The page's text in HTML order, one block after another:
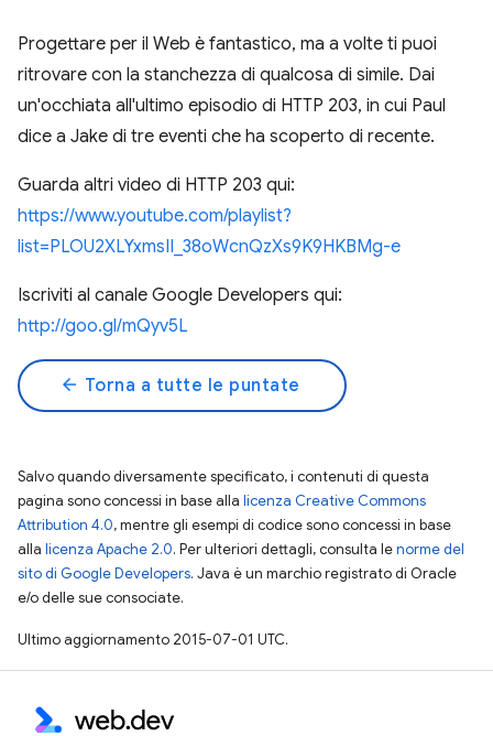
Progettare per il Web è fantastico, ma a volte ti puoi
ritrovare con la stanchezza di qualcosa di simile. Dai
un'occhiata all'ultimo episodio di HTTP 203, in cui Paul
dice a Jake di tre eventi che ha scoperto di recente.
Guarda altri video di HTTP 203 qui:
https://www.youtube.com/playlist?
list=PLOU2XLYxmsII_38oWcnQzXs9K9HKBMg-e
Iscriviti al canale Google Developers qui:
http://goo.gl/mQyv5L
arrow_back Torna a tutte le puntate
Salvo quando diversamente specificato, i contenuti di questa
pagina sono concessi in base alla licenza Creative Commons
Attribution 4.0, mentre gli esempi di codice sono concessi in base
alla licenza Apache 2.0. Per ulteriori dettagli, consulta lenorme del
sito di Google Developers. Java è un marchio registrato di Oracle
e/o delle sue consociate.
Ultimo aggiornamento 2015-07-01 UTC.